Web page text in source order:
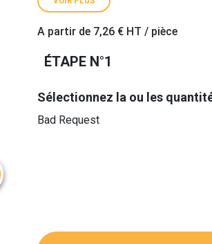
A partir de 7,26 € HT / pièce
ÉTAPE N°1
Sélectionnez la ou les
Bad Request